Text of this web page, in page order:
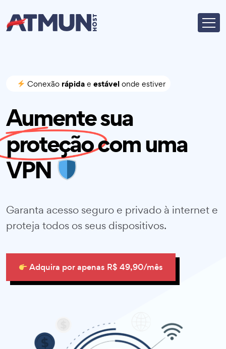
Conexão rápidae estávelonde estiver
Aumente sua
proteçãocom uma
VPN
Garanta acesso seguro e privado à internet e
proteja todos os seus dispositivos.
Adquira por apenas R$ 49,90/mês